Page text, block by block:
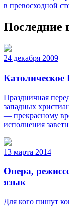
в превосходной
Последние
24 декабря 2009
Католическое
Праздничная
западных
— прекрасному
исполнения
13 марта 2014
Опера,
язык
Для кого пишут